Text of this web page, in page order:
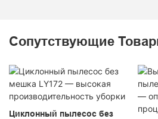
Сопутствующие
Циклонный пылесос без